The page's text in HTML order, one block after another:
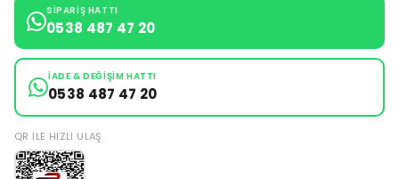
SIPARIŞ HATTI
0538 487 47 20
İADE & DEĞIŞIM HATTI
0538 487 47 20
QR ILE HIZLI ULAŞ